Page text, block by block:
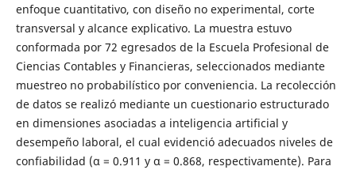
enfoque cuantitativo, con diseño no experimental, corte
transversal y alcance explicativo. La muestra estuvo
conformada por 72 egresados de la Escuela Profesional de
Ciencias Contables y Financieras, seleccionados mediante
muestreo no probabilístico por conveniencia. La recolección
de datos se realizó mediante un cuestionario estructurado
en dimensiones asociadas a inteligencia artificial y
desempeño laboral, el cual evidenció adecuados niveles de
confiabilidad (α = 0.911 y α = 0.868, respectivamente). Para